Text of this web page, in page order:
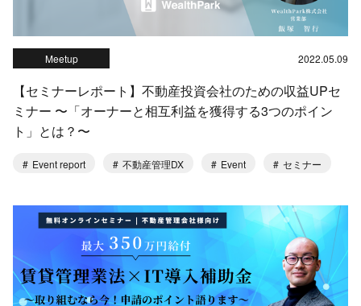
Meetup 2022.05.09
【セミナーレポート】不動産投資会社のための収益UPセ
ミナー 〜「オーナーと相互利益を獲得する3つのポイン
ト」とは？〜
Event report 不動産管理DX Event セミナー